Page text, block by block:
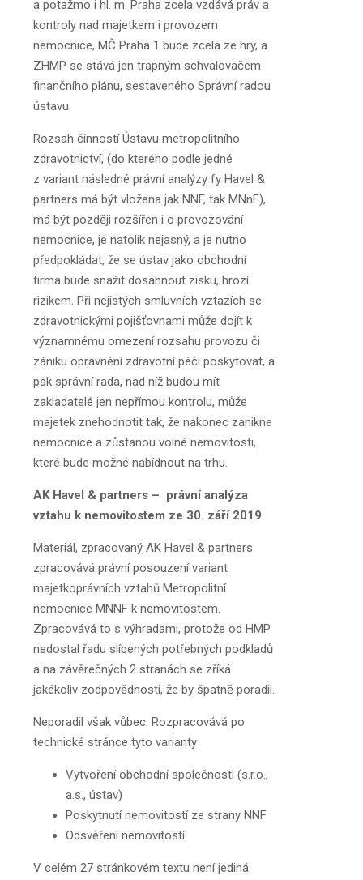
a potažmo i hl. m. Praha zcela vzdává práv a
kontroly nad majetkem i provozem
nemocnice, MČ Praha 1 bude zcela ze hry, a
ZHMP se stává jen trapným schvalovačem
finančního plánu, sestaveného Správní radou
ústavu.
Rozsah činností Ústavu metropolitního
zdravotnictví, (do kterého podle jedné
z variant následné právní analýzy fy Havel &
partners má být vložena jak NNF, tak MNnF),
má být později rozšířen i o provozování
nemocnice, je natolik nejasný, a je nutno
předpokládat, že se ústav jako obchodní
firma bude snažit dosáhnout zisku, hrozí
rizikem. Při nejistých smluvních vztazích se
zdravotnickými pojišťovnami může dojít k
významnému omezení rozsahu provozu či
zániku oprávnění zdravotní péči poskytovat, a
pak správní rada, nad níž budou mít
zakladatelé jen nepřímou kontrolu, může
majetek znehodnotit tak, že nakonec zanikne
nemocnice a zůstanou volné nemovitosti,
které bude možné nabídnout na trhu.
AK Havel & partners – právní analýza
vztahu k nemovitostem ze 30. září 2019
Materiál, zpracovaný AK Havel & partners
zpracovává právní posouzení variant
majetkoprávních vztahů Metropolitní
nemocnice MNNF k nemovitostem.
Zpracovává to s výhradami, protože od HMP
nedostal řadu slíbených potřebných podkladů
a na závěrečných 2 stranách se zříká
jakékoliv zodpovědnosti, že by špatně poradil.
Neporadil však vůbec. Rozpracovává po
technické stránce tyto varianty
Vytvoření obchodní společnosti (s.r.o.,
a.s., ústav)
Poskytnutí nemovitostí ze strany NNF
Odsvěření nemovitostí
V celém 27 stránkovém textu není jediná